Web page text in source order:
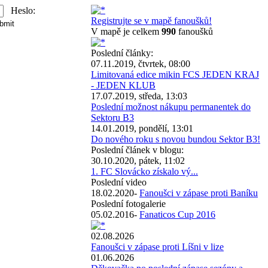
Heslo:
Registrujte se v mapě fanoušků!
V mapě je celkem 990 fanoušků
Poslední články:
07.11.2019, čtvrtek, 08:00
Limitovaná edice mikin FCS JEDEN KRAJ
- JEDEN KLUB
17.07.2019, středa, 13:03
Poslední možnost nákupu permanentek do
Sektoru B3
14.01.2019, pondělí, 13:01
Do nového roku s novou bundou Sektor B3!
Poslední článek v blogu:
30.10.2020, pátek, 11:02
1. FC Slovácko získalo vý...
Poslední video
18.02.2020- Fanoušci v zápase proti Baníku
Poslední fotogalerie
05.02.2016- Fanaticos Cup 2016
02.08.2026
Fanoušci v zápase proti Líšni v lize
01.06.2026